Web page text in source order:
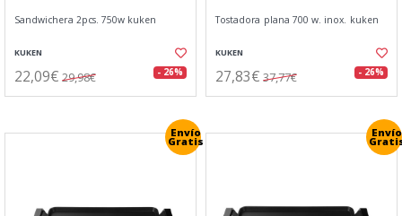
Sandwichera 2pcs. 750w kuken
KUKEN
22,09€ 29,98€ - 26%
Tostadora plana 700 w. inox. kuken
KUKEN
27,83€ 37,77€ - 26%
Envío
Gratis
Envío